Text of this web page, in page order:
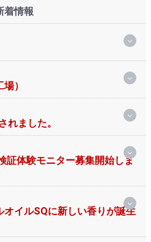
着情報
）
れました。
証体験モニター募集開始しま
イルSQに新しい香りが誕生